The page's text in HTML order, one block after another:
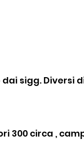
sigg. Diversi
300 circa ,